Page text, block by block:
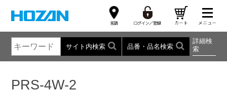
サイト内検索 品番・品名検索
詳細検
索
PRS-4W-2